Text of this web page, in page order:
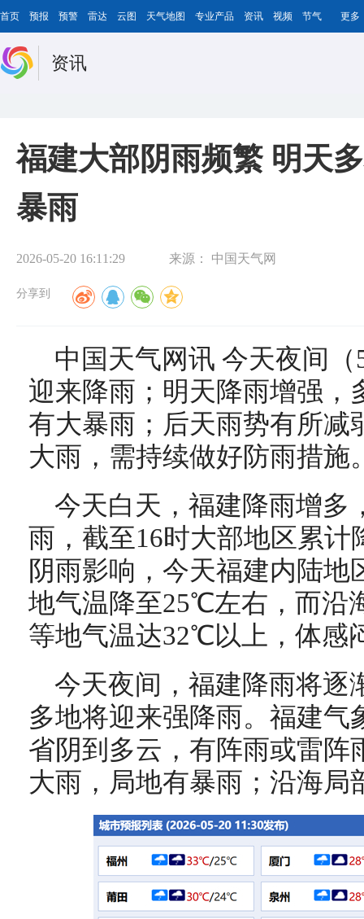
首页 预报 预警 雷达 云图 天气地图 专业产品 资讯 视频 节气 更多
资讯
福建大部阴雨频繁 明天
暴雨
2026-05-20 16:11:29 来源： 中国天气网
分享到
中国天气网讯 今天夜间
迎来降雨；明天降雨增强，
有大暴雨；后天雨势有所减
大雨，需持续做好防雨措施
今天白天，福建降雨增多
雨，截至16时大部地区累计
阴雨影响，今天福建内陆地
地气温降至25℃左右，而沿
等地气温达32℃以上，体感
今天夜间，福建降雨将逐
多地将迎来强降雨。福建气
省阴到多云，有阵雨或雷阵
大雨，局地有暴雨；沿海局